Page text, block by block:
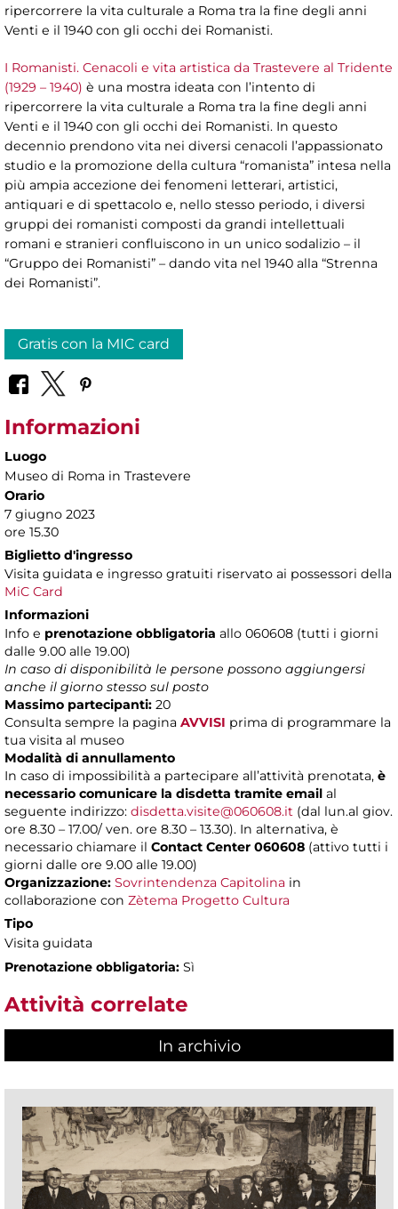
ripercorrere la vita culturale a Roma tra la fine degli anni
Venti e il 1940 con gli occhi dei Romanisti.
I Romanisti. Cenacoli e vita artistica da Trastevere al Tridente
(1929 – 1940) è una mostra ideata con l’intento di
ripercorrere la vita culturale a Roma tra la fine degli anni
Venti e il 1940 con gli occhi dei Romanisti. In questo
decennio prendono vita nei diversi cenacoli l’appassionato
studio e la promozione della cultura “romanista” intesa nella
più ampia accezione dei fenomeni letterari, artistici,
antiquari e di spettacolo e, nello stesso periodo, i diversi
gruppi dei romanisti composti da grandi intellettuali
romani e stranieri confluiscono in un unico sodalizio – il
“Gruppo dei Romanisti” – dando vita nel 1940 alla “Strenna
dei Romanisti”.
Gratis con la MIC card
Informazioni
Luogo
Museo di Roma in Trastevere
Orario
7 giugno 2023
ore 15.30
Biglietto d'ingresso
Visita guidata e ingresso gratuiti riservato ai possessori della
MiC Card
Informazioni
Info e prenotazione obbligatoria allo 060608 (tutti i giorni
dalle 9.00 alle 19.00)
In caso di disponibilità le persone possono aggiungersi
anche il giorno stesso sul posto
Massimo partecipanti: 20
Consulta sempre la pagina AVVISI prima di programmare la
tua visita al museo
Modalità di annullamento
In caso di impossibilità a partecipare all’attività prenotata, è
necessario comunicare la disdetta tramite email al
seguente indirizzo: disdetta.visite@060608.it (dal lun.al giov.
ore 8.30 – 17.00/ ven. ore 8.30 – 13.30). In alternativa, è
necessario chiamare il Contact Center 060608 (attivo tutti i
giorni dalle ore 9.00 alle 19.00)
Organizzazione: Sovrintendenza Capitolina in
collaborazione con Zètema Progetto Cultura
Tipo
Visita guidata
Prenotazione obbligatoria: Sì
Attività correlate
In archivio